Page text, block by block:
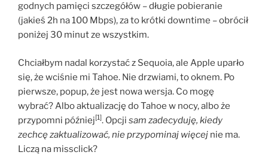
godnych pamięci szczegółów – długie pobieranie
(jakieś 2h na 100 Mbps), za to krótki downtime – obrócił
poniżej 30 minut ze wszystkim.
Chciałbym nadal korzystać z Sequoia, ale Apple uparło
się, że wciśnie mi Tahoe. Nie drzwiami, to oknem. Po
pierwsze, popup, że jest nowa wersja. Co mogę
wybrać? Albo aktualizację do Tahoe w nocy, albo że
przypomni później[1]. Opcji sam zadecyduję, kiedy
zechcę zaktualizować, nie przypominaj więcej nie ma.
Liczą na missclick?